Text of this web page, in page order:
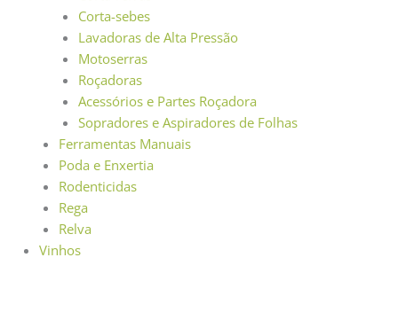
Corta-sebes
Lavadoras de Alta Pressão
Motoserras
Roçadoras
Acessórios e Partes Roçadora
Sopradores e Aspiradores de Folhas
Ferramentas Manuais
Poda e Enxertia
Rodenticidas
Rega
Relva
Vinhos